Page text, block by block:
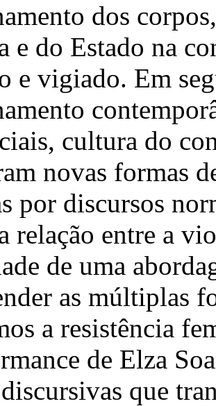
dos
e do Estado na
e vigiado. Em
cultura do
novas formas
por discursos
relação entre a
de uma
as múltiplas
a resistência
de Elza
que